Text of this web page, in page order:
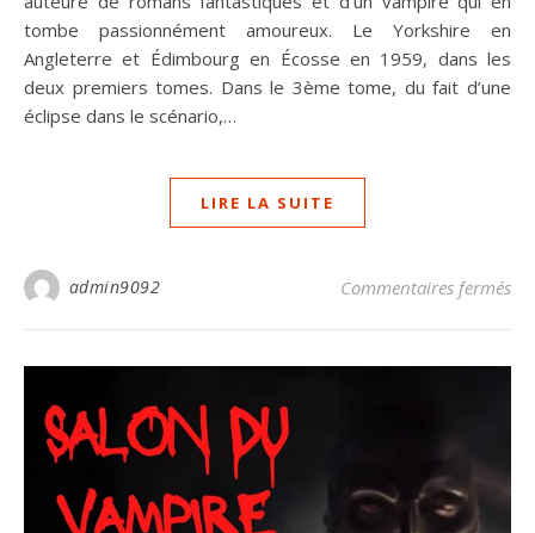
tombe passionnément amoureux. Le Yorkshire en
Angleterre et Édimbourg en Écosse en 1959, dans les
deux premiers tomes. Dans le 3ème tome, du fait d’une
éclipse dans le scénario,…
LIRE LA SUITE
admin9092 Commentaires fermés